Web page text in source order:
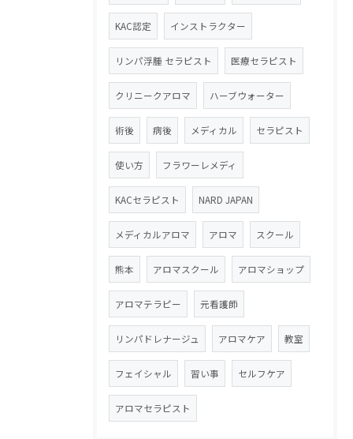
KAC認定 インストラクター
リンパ浮腫 セラピスト 医療セラピスト
クリニークアロマ ハーブウォーター
術後 病後 メディカル セラピスト
使い方 フラワーレメディ
KACセラピスト NARD JAPAN
メディカルアロマ アロマ スクール
熊本 アロマスクール アロマショップ
アロマテラピー 元看護師
リンパドレナージュ アロマケア 教室
フェイシャル 習い事 セルフケア
アロマセラピスト